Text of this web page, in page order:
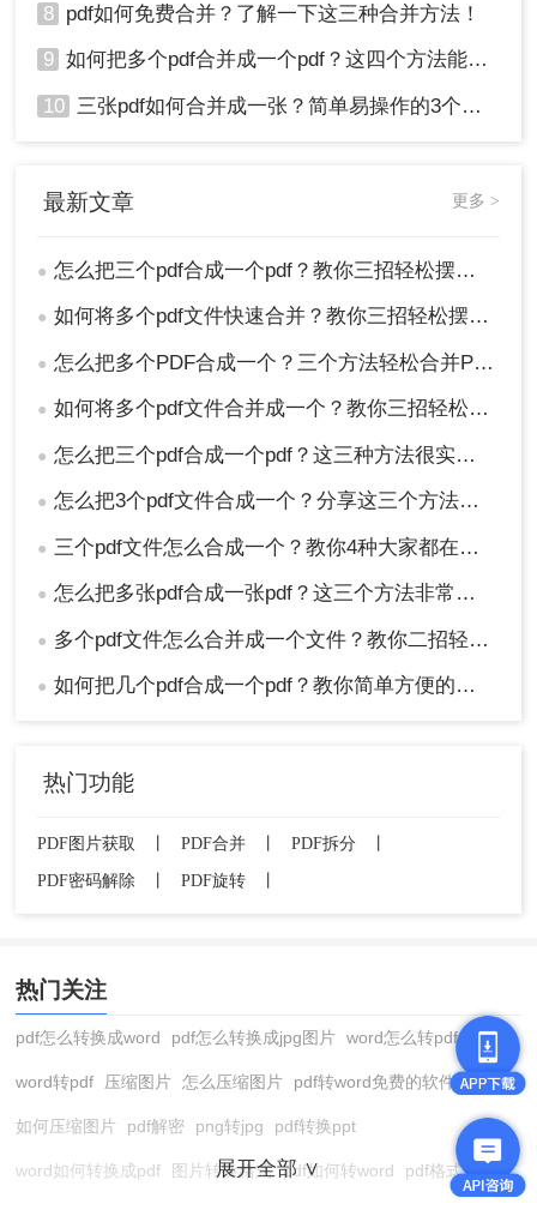
8 pdf如何免费合并？了解一下这三种合并方法！
9 如何把多个pdf合并成一个pdf？这四个方法能帮助大家！
10 三张pdf如何合并成一张？简单易操作的3个方法！
最新文章 更多 >
● 怎么把三个pdf合成一个pdf？教你三招轻松摆平！
● 如何将多个pdf文件快速合并？教你三招轻松摆平！
● 怎么把多个PDF合成一个？三个方法轻松合并PDF！
● 如何将多个pdf文件合并成一个？教你三招轻松搞定！
● 怎么把三个pdf合成一个pdf？这三种方法很实用！
● 怎么把3个pdf文件合成一个？分享这三个方法可以给您！
● 三个pdf文件怎么合成一个？教你4种大家都在用方法！
● 怎么把多张pdf合成一张pdf？这三个方法非常简单！请低调使用
● 多个pdf文件怎么合并成一个文件？教你二招轻松摆平！
● 如何把几个pdf合成一个pdf？教你简单方便的在线合并方法！
热门功能
PDF图片获取 PDF合并 PDF拆分
PDF密码解除
PDF旋转
热门关注
pdf怎么转换成word pdf怎么转换成jpg图片 word怎么转pdf
word转pdf 压缩图片 怎么压缩图片 pdf转word免费的软件
如何压缩图片 pdf解密 png转jpg pdf转换ppt
word如何转换成pdf 图片转换格式 pdf如何转word pdf格式转换
展开全部 ∨